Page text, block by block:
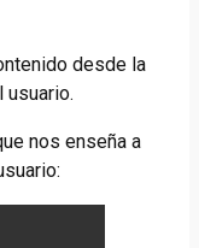
desde la
nos enseña a